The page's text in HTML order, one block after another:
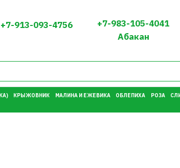
+7-913-093-4756
+7-983-105-4041
Абакан
КРЫЖОВНИК МАЛИНА И ЕЖЕВИКА ОБЛЕПИХА РОЗА